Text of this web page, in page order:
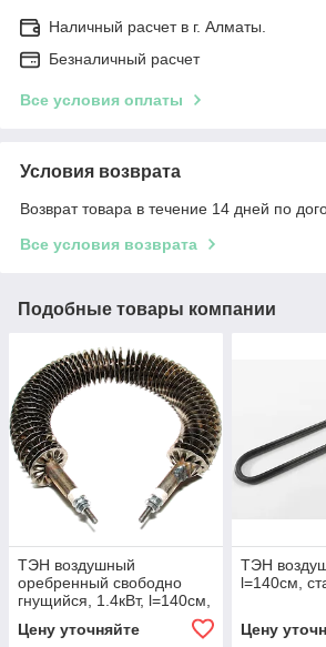
Наличный расчет в г. Алматы.
Безналичный расчет
Все условия оплаты
Условия возврата
Возврат товара в течение 14 дней по
Все условия возврата
Подобные товары компании
ТЭН воздушный
оребренный свободно
гнущийся, 1.4кВт, l=140см,
d=6/7.4мм, нержавеющая
сталь
Цену уточняйте
ТЭН
l=140см,
Цену